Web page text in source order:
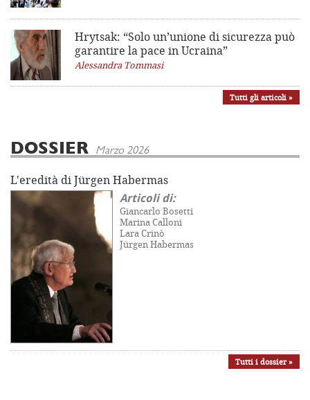
Hrytsak: “Solo un’unione di sicurezza può
garantire la pace in Ucraina”
Alessandra Tommasi
Tutti gli articoli »
DOSSIER Marzo 2026
L'eredità di Jürgen Habermas
Articoli di:
Giancarlo Bosetti
Marina Calloni
Lara Crinò
Jürgen Habermas
Tutti i dossier »